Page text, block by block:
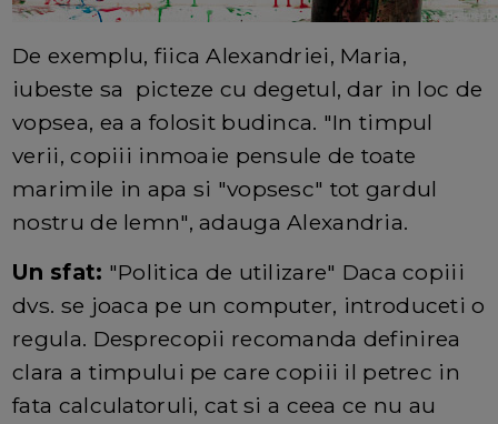
De exemplu, fiica Alexandriei, Maria,
iubeste sa picteze cu degetul, dar in loc de
vopsea, ea a folosit budinca. "In timpul
verii, copiii inmoaie pensule de toate
marimile in apa si "vopsesc" tot gardul
nostru de lemn", adauga Alexandria.
Un sfat: "Politica de utilizare" Daca copiii
dvs. se joaca pe un computer, introduceti o
regula. Desprecopii recomanda definirea
clara a timpului pe care copiii il petrec in
fata calculatoruli, cat si a ceea ce nu au